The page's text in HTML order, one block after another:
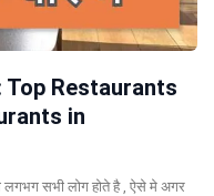
Restaurants
in
सभी लोग होते है , ऐसे मे अगर